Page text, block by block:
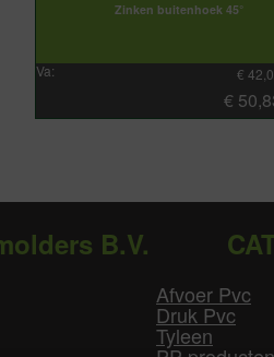
Zinken buitenhoek 45°
Va: €
€
B.V.
Afvoer Pvc
Druk Pvc
Tyleen